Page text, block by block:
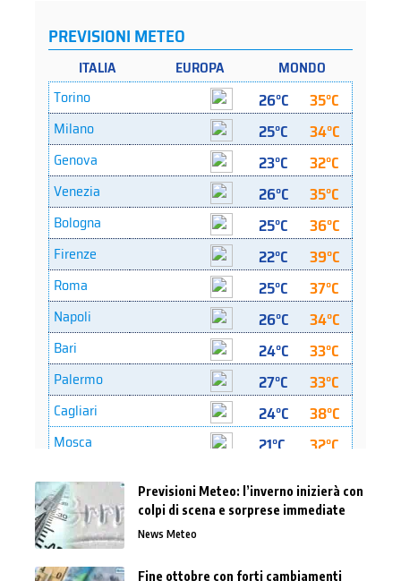
Previsioni Meteo: l’inverno inizierà con
colpi di scena e sorprese immediate
News Meteo
Fine ottobre con forti cambiamenti